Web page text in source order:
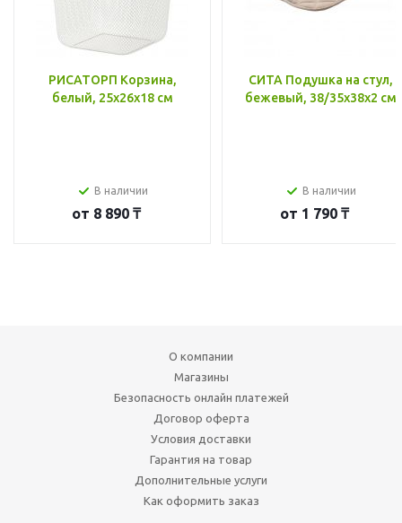
РИСАТОРП Корзина,
белый, 25x26x18 см
В наличии
от 8 890 ₸
СИТА Подушка на стул,
бежевый, 38/35x38x2 см
В наличии
от 1 790 ₸
О компании
Магазины
Безопасность онлайн платежей
Договор оферта
Условия доставки
Гарантия на товар
Дополнительные услуги
Как оформить заказ